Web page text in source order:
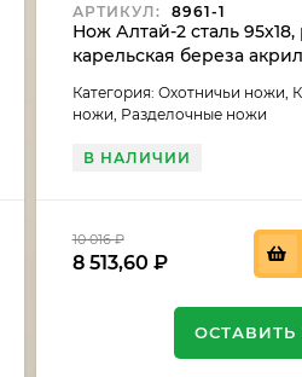
АРТИКУЛ: 8961-1
Нож Алтай-2 сталь 95х18,
карельская береза
Категория: Охотничьи ножи,
ножи, Разделочные ножи
В НАЛИЧИИ
10 016₽
8 513,60 ₽
ОСТАВИТЬ